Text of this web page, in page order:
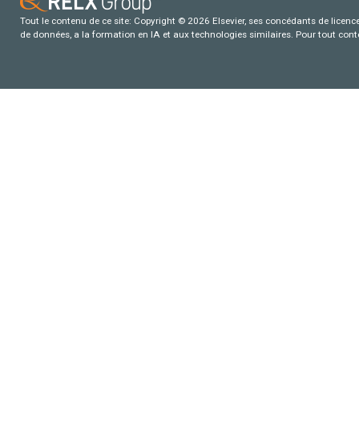
Tout le contenu de ce site: Copyright © 2026 Elsevier, ses concédants de
de données, a la formation en IA et aux technologies similaires. Pour tout